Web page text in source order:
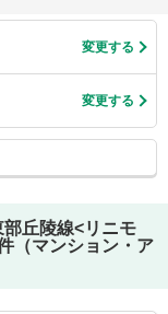
変更する
変更する
丘陵線<リニモ
（マンション・ア